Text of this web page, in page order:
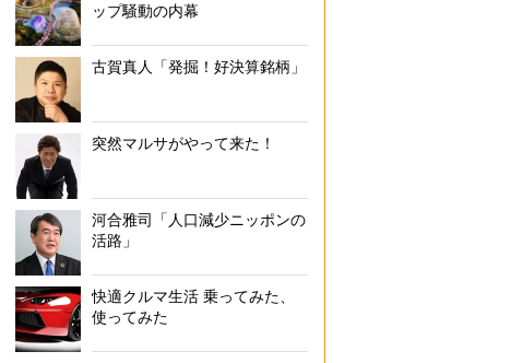
ップ騒動の内幕
古賀真人「発掘！好決算銘柄」
突然マルサがやって来た！
河合雅司「人口減少ニッポンの
活路」
快適クルマ生活 乗ってみた、
使ってみた